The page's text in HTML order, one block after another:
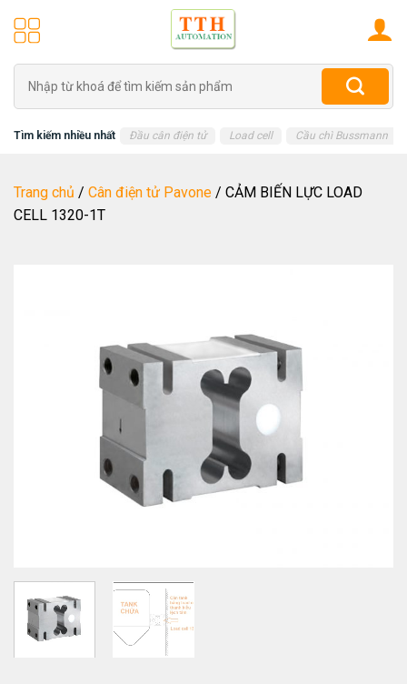
kiếm:
Tìm kiếm nhiều nhất Đầu cân điện tử Load cell Cầu chì Bussmann
Trang chủ / Cân điện tử Pavone / CẢM BIẾN LỰC LOAD
CELL 1320-1T